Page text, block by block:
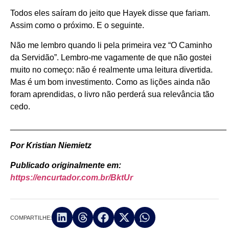
Todos eles saíram do jeito que Hayek disse que fariam.
Assim como o próximo. E o seguinte.
Não me lembro quando li pela primeira vez “O Caminho
da Servidão”. Lembro-me vagamente de que não gostei
muito no começo: não é realmente uma leitura divertida.
Mas é um bom investimento. Como as lições ainda não
foram aprendidas, o livro não perderá sua relevância tão
cedo.
Por Kristian Niemietz
Publicado originalmente em:
https://encurtador.com.br/BktUr
COMPARTILHE: